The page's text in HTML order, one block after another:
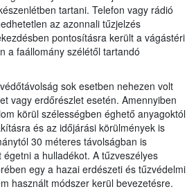
tartani. Telefon vagy rádió
az azonnali tűzjelzés
pontosításra került a vágástéri
a faállomány szélétől tartandó
sok esetben nehezen volt
vagy erdőrészlet esetén. Amennyiben
körül szélességben éghető anyagoktól
és az időjárási körülmények is
30 méteres távolságban is
a hulladékot. A tűzveszélyes
egy a hazai erdészeti és tűzvédelmi
használt módszer kerül bevezetésre.